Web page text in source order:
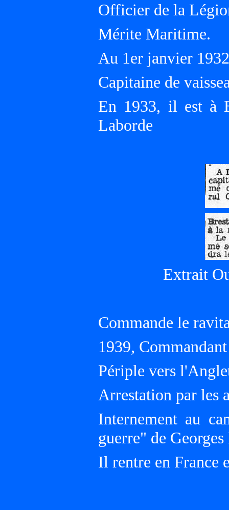
Officier de la
Mérite Maritime.
Au 1er janvier
Capitaine de
En 1933, il est à
Laborde
Extrait
Commande le
1939,
Périple vers
Arrestation par les
Internement au
guerre" de
Il rentre en France